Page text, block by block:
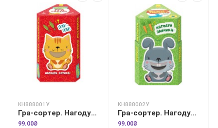
КН888001У
Гра-сортер. Нагодуй тваринку. Домашні улюбленці
99.00₴
КН888002У
Гра-сортер. Нагодуй тваринку. Лісові звірятка
99.00₴